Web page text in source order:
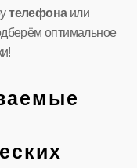
телефонаили
оптимальное